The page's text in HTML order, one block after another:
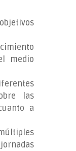
medio
las
a